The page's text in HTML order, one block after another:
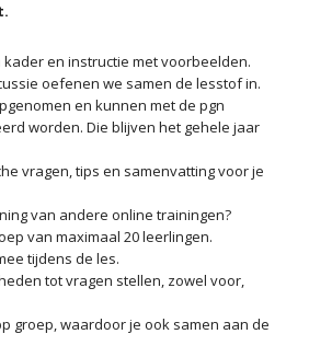
kader en instructie met voorbeelden.
oefenen we samen de lesstof in.
en kunnen met de pgn
worden. Die blijven het gehele jaar
vragen, tips en samenvatting voor je
van andere online trainingen?
van maximaal 20 leerlingen.
tijdens de les.
tot vragen stellen, zowel voor,
groep, waardoor je ook samen aan de